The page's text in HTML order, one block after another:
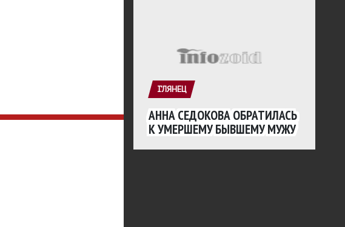
ГЛЯНЕЦ
АННА СЕДОКОВА ОБРАТИЛАСЬ
К УМЕРШЕМУ БЫВШЕМУ МУЖУ